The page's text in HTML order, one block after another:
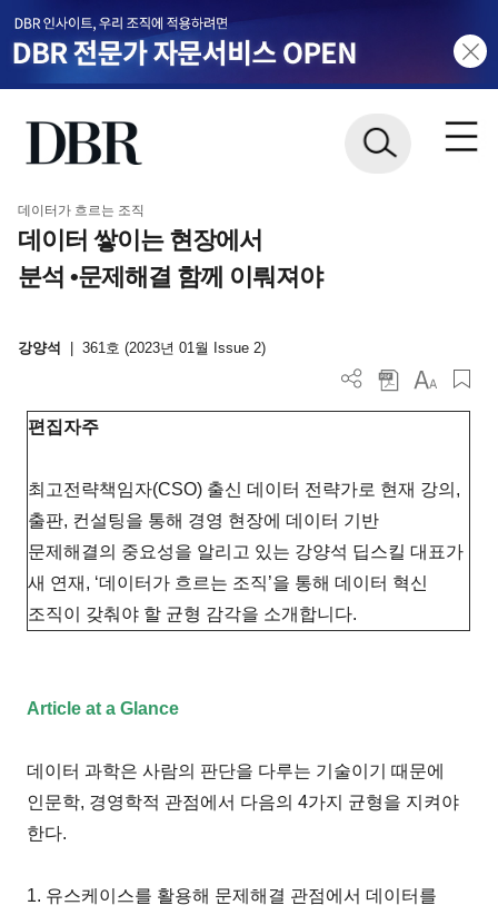
데이터가 흐르는 조직
데이터 쌓이는 현장에서
분석 •문제해결 함께 이뤄져야
강양석 361호 (2023년 01월 Issue 2)
편집자주
최고전략책임자(CSO) 출신 데이터 전략가로 현재 강의,
출판, 컨설팅을 통해 경영 현장에 데이터 기반
문제해결의 중요성을 알리고 있는 강양석 딥스킬 대표가
새 연재, ‘데이터가 흐르는 조직’을 통해 데이터 혁신
조직이 갖춰야 할 균형 감각을 소개합니다.
Article at a Glance
데이터 과학은 사람의 판단을 다루는 기술이기 때문에
인문학, 경영학적 관점에서 다음의 4가지 균형을 지켜야
한다.
1. 유스케이스를 활용해 문제해결 관점에서 데이터를